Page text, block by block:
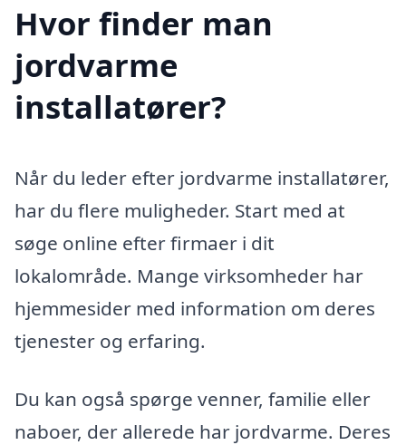
Hvor finder man
jordvarme
installatører?
Når du leder efter jordvarme installatører,
har du flere muligheder. Start med at
søge online efter firmaer i dit
lokalområde. Mange virksomheder har
hjemmesider med information om deres
tjenester og erfaring.
Du kan også spørge venner, familie eller
naboer, der allerede har jordvarme. Deres